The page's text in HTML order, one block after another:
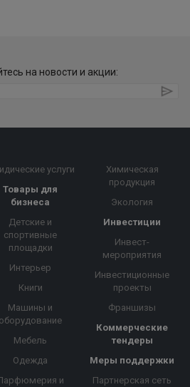
на новости и акции:
услуги
Товары для
бизнеса
Детские и
спортивные
площадки
Интерьер
Книги
Машины и
оборудование
Мебель
Одежда
и
Химическая
продукция
Экология
Инвестиции
Инвест-
мероприятия
Инвестиционные
проекты
Франшизы
Коммерческие
тендеры
Меры поддержки
Партнерская сеть